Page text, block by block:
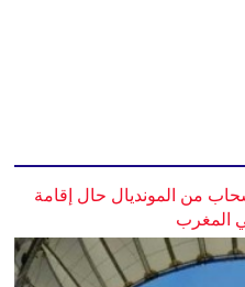
من المونديال حال إقامة
المغرب